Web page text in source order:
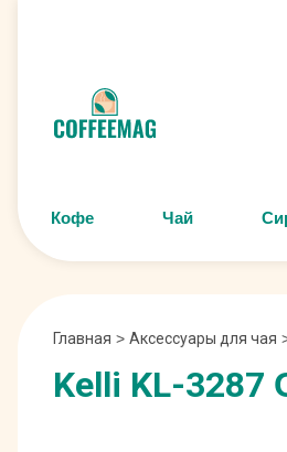
Кофе Чай
Главная > Аксессуары для чая
Kelli KL-